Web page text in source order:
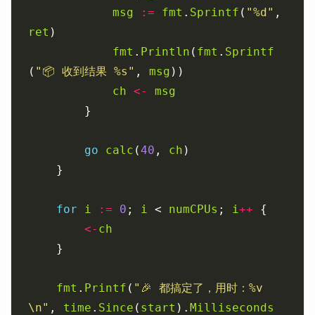
msg
:= fmt . Sprintf ( "%d"
ret
fmt . Println ( fmt . Sprintf
( "📦 收到结果 %s" , msg
ch <-
msg
go calc (40 , ch
for i := 0 ; i < numCPUs ; i++
<- ch
fmt . Printf ( "🎉 都搞定了，用时：%v
\n" , time . Since ( start ). Milliseconds